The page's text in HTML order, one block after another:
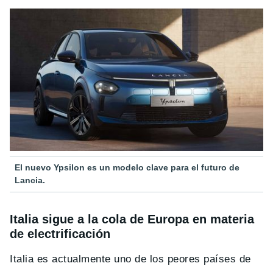
El nuevo Ypsilon es un modelo clave para el futuro de
Lancia.
Italia sigue a la cola de Europa en materia
de electrificación
Italia es actualmente uno de los peores países de